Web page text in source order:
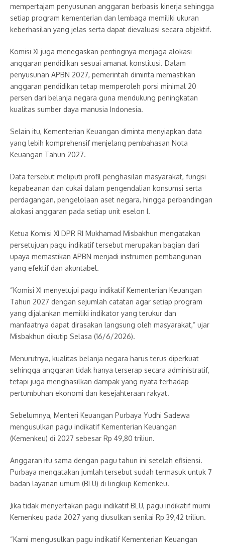
mempertajam penyusunan anggaran berbasis kinerja sehingga
setiap program kementerian dan lembaga memiliki ukuran
keberhasilan yang jelas serta dapat dievaluasi secara objektif.
Komisi XI juga menegaskan pentingnya menjaga alokasi
anggaran pendidikan sesuai amanat konstitusi. Dalam
penyusunan APBN 2027, pemerintah diminta memastikan
anggaran pendidikan tetap memperoleh porsi minimal 20
persen dari belanja negara guna mendukung peningkatan
kualitas sumber daya manusia Indonesia.
Selain itu, Kementerian Keuangan diminta menyiapkan data
yang lebih komprehensif menjelang pembahasan Nota
Keuangan Tahun 2027.
Data tersebut meliputi profil penghasilan masyarakat, fungsi
kepabeanan dan cukai dalam pengendalian konsumsi serta
perdagangan, pengelolaan aset negara, hingga perbandingan
alokasi anggaran pada setiap unit eselon I.
Ketua Komisi XI DPR RI Mukhamad Misbakhun mengatakan
persetujuan pagu indikatif tersebut merupakan bagian dari
upaya memastikan APBN menjadi instrumen pembangunan
yang efektif dan akuntabel.
“Komisi XI menyetujui pagu indikatif Kementerian Keuangan
Tahun 2027 dengan sejumlah catatan agar setiap program
yang dijalankan memiliki indikator yang terukur dan
manfaatnya dapat dirasakan langsung oleh masyarakat,” ujar
Misbakhun dikutip Selasa (16/6/2026).
Menurutnya, kualitas belanja negara harus terus diperkuat
sehingga anggaran tidak hanya terserap secara administratif,
tetapi juga menghasilkan dampak yang nyata terhadap
pertumbuhan ekonomi dan kesejahteraan rakyat.
Sebelumnya, Menteri Keuangan Purbaya Yudhi Sadewa
mengusulkan pagu indikatif Kementerian Keuangan
(Kemenkeu) di 2027 sebesar Rp 49,80 triliun.
Anggaran itu sama dengan pagu tahun ini setelah efisiensi.
Purbaya mengatakan jumlah tersebut sudah termasuk untuk 7
badan layanan umum (BLU) di lingkup Kemenkeu.
Jika tidak menyertakan pagu indikatif BLU, pagu indikatif murni
Kemenkeu pada 2027 yang diusulkan senilai Rp 39,42 triliun.
“Kami mengusulkan pagu indikatif Kementerian Keuangan